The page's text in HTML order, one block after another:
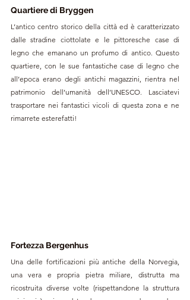
Quartiere di Bryggen
L’antico centro storico della città ed è caratterizzato
dalle stradine ciottolate e le pittoresche case di
legno che emanano un profumo di antico. Questo
quartiere, con le sue fantastiche case di legno che
all’epoca erano degli antichi magazzini, rientra nel
patrimonio dell’umanità dell’UNESCO. Lasciatevi
trasportare nei fantastici vicoli di questa zona e ne
rimarrete esterefatti!
Fortezza Bergenhus
Una delle fortificazioni più antiche della Norvegia,
una vera e propria pietra miliare, distrutta ma
ricostruita diverse volte (rispettandone la struttura